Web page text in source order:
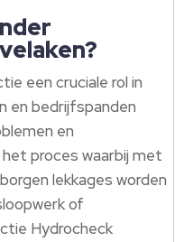
een cruciale rol in
en bedrijfspanden
en
proces waarbij met
lekkages worden
of
Hydrocheck